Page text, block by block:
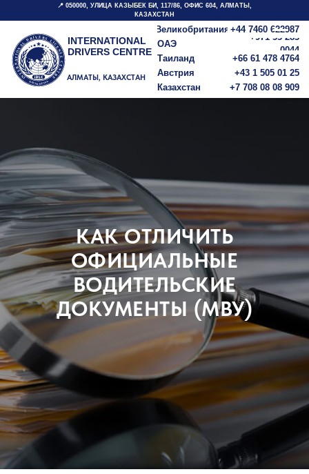
📍 050000, ​УЛИЦА КАЗЫБЕК БИ, 117/86, ОФИС 604, АЛМАТЫ,
КАЗАХСТАН
DRIVERS CENTRE
АЛМАТЫ, КАЗАХСТАН
+44 7460 622987
Великобритания
+971 55 283
+66 61 478 4764
Таиланд
Австрия
+7 708 08 08 909
КАК ОТЛИЧИТЬ
ОФИЦИАЛЬНЫЕ
ВОДИТЕЛЬСКИЕ
ДОКУМЕНТЫ (МВУ)